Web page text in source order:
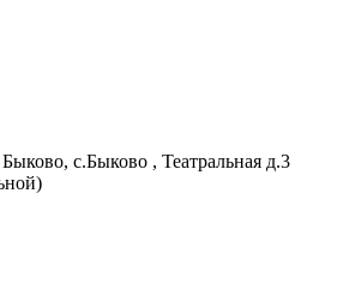
с.Быково , Театральная д.3